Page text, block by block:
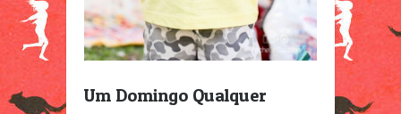
Um Domingo Qualquer